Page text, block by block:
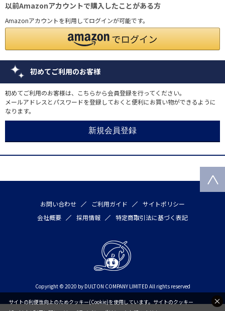
以前Amazonアカウントで購入したことがある方
Amazonアカウントを利用してログインが可能です。
初めてご利用のお客様
初めてご利用のお客様は、こちらから会員登録を行ってください。
メールアドレスとパスワードを登録しておくと便利にお買い物ができるように
なります。
お問い合わせ ご利用ガイド
サイトポリシー
会社概要
採用情報 特定商取引法に基づく表記
Copyright © 2020 by DULTON COMPANY LIMITED All rights reserved
サイトの利便性向上のためクッキー(Cookie)を使用しています。サイトのクッキー